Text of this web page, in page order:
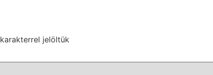
karakterrel jelöltük